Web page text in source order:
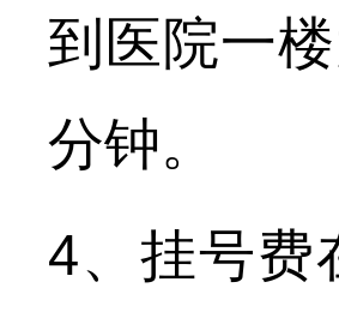
到医院一
分钟。
4、挂号费